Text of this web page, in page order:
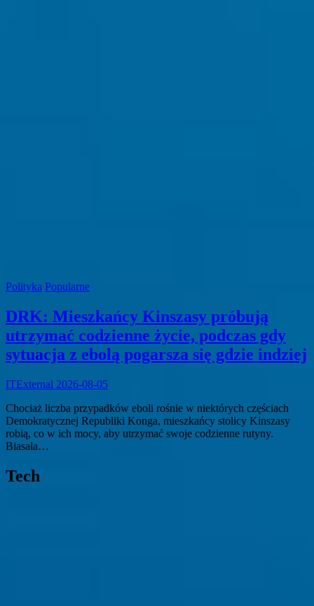
Polityka Popularne
DRK: Mieszkańcy Kinszasy próbują
utrzymać codzienne życie, podczas gdy
sytuacja z ebolą pogarsza się gdzie indziej
ITExternal 2026-08-05
Chociaż liczba przypadków eboli rośnie w niektórych częściach
Demokratycznej Republiki Konga, mieszkańcy stolicy Kinszasy
robią, co w ich mocy, aby utrzymać swoje codzienne rutyny.
Biasala…
Tech